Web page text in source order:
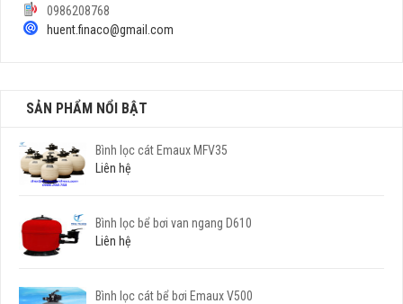
0986208768
huent.finaco@gmail.com
SẢN PHẨM NỔI BẬT
Bình lọc cát Emaux MFV35
Liên hệ
Bình lọc bể bơi van ngang D610
Liên hệ
Bình lọc cát bể bơi Emaux V500